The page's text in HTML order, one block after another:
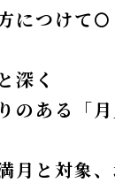
につけて🌕
深く
のある「月
月と対象